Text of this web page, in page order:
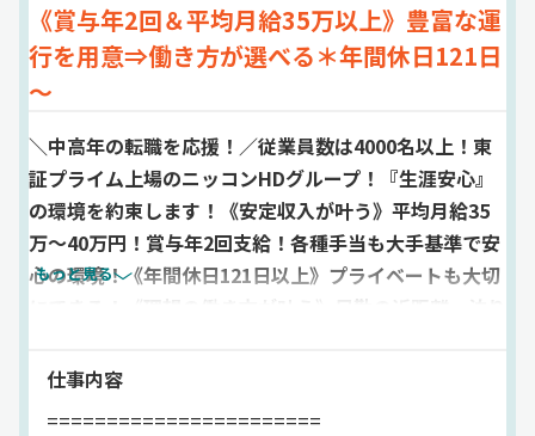
《賞与年2回＆平均月給35万以上》豊富な運
行を用意⇒働き方が選べる＊年間休日121日
～
＼中高年の転職を応援！／従業員数は4000名以上！東
証プライム上場のニッコンHDグループ！『生涯安心』
の環境を約束します！《安定収入が叶う》平均月給35
万～40万円！賞与年2回支給！各種手当も大手基準で安
心の環境！《年間休日121日以上》プライベートも大切
にできる！《理想の働き方が叶う》日勤の近距離、泊り
を教えてください！《法令厳守を徹底》『違法な運行は
もっと見る
仕事内容
=======================